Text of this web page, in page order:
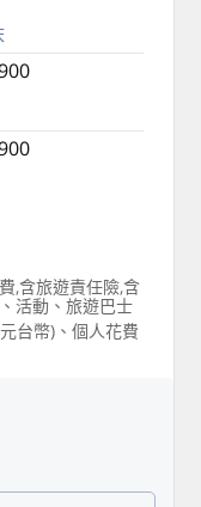
,含旅遊責任險,含
活動、旅遊巴士
台幣)、個人花費